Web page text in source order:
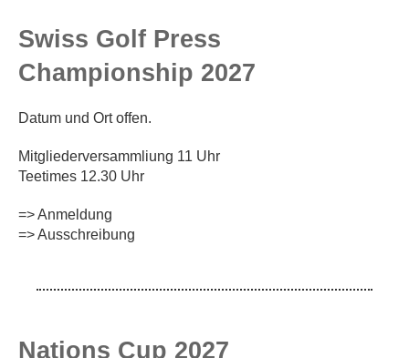
Swiss Golf Press
Championship 2027
Datum und Ort offen.
Mitgliederversammliung 11 Uhr
Teetimes 12.30 Uhr
=> Anmeldung
=> Ausschreibung
Nations Cup 2027